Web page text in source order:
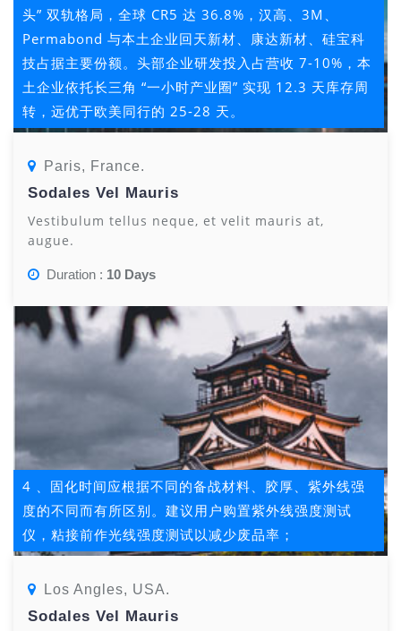
头” 双轨格局，全球 CR5 达 36.8%，汉高、3M、
Permabond 与本土企业回天新材、康达新材、硅宝科
技占据主要份额。头部企业研发投入占营收 7-10%，本
土企业依托长三角 “一小时产业圈” 实现 12.3 天库存周
转，远优于欧美同行的 25-28 天。
Paris, France.
Sodales Vel Mauris
Vestibulum tellus neque, et velit mauris at,
augue.
Duration : 10 Days
4 、固化时间应根据不同的备战材料、胶厚、紫外线强
度的不同而有所区别。建议用户购置紫外线强度测试
仪，粘接前作光线强度测试以减少废品率；
Los Angles, USA.
Sodales Vel Mauris